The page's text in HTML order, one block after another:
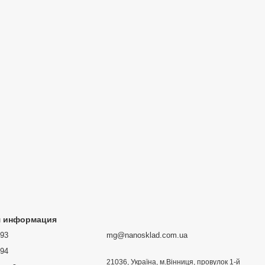
информация
mg@nanosklad.com.ua
21036, Україна, м.Вінниця, провулок 1-й